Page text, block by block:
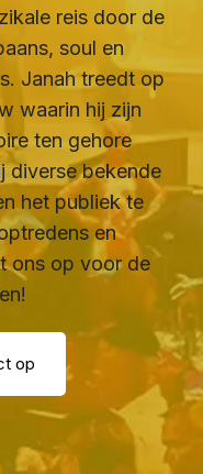
reis door de
soul en
Janah treedt op
waarin hij zijn
ten gehore
diverse bekende
het publiek te
en
ons op voor de
op